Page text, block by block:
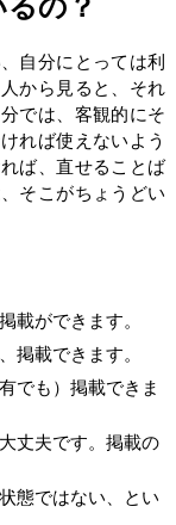
自分にとっては利
から見ると、それ
では、客観的にそ
れば使えないよう
ば、直せることば
そこがちょうどい
載ができます。
掲載できます。
でも）掲載できま
丈夫です。掲載の
態ではない、とい